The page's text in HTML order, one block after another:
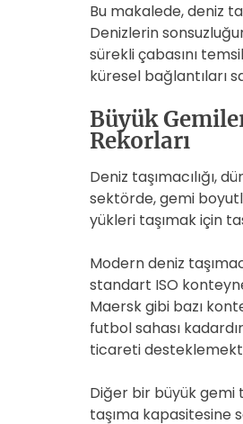
Bu makalede, deniz
Denizlerin
sürekli çabasını
küresel bağlantıları
Büyük
Rekorları
Deniz taşımacılığı,
sektörde, gemi
yükleri taşımak için
Modern deniz
standart ISO
Maersk gibi bazı
futbol sahası
ticareti
Diğer bir büyük
taşıma kapasitesine